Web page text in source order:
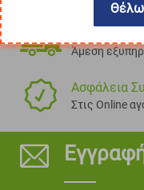
Άμεση
Ασφάλεια
Στις Online
Θέλω